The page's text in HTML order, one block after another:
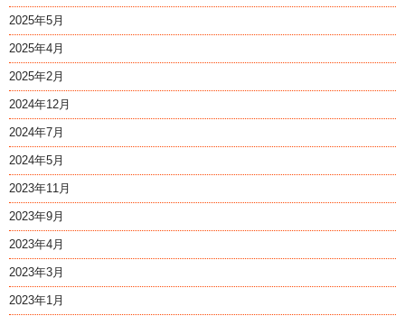
2025年5月
2025年4月
2025年2月
2024年12月
2024年7月
2024年5月
2023年11月
2023年9月
2023年4月
2023年3月
2023年1月